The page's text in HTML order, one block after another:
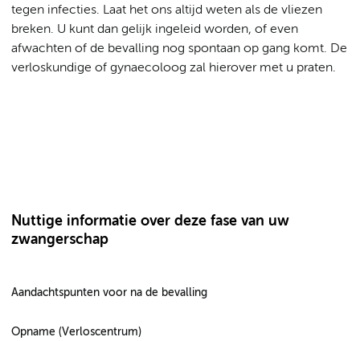
tegen infecties. Laat het ons altijd weten als de vliezen
breken. U kunt dan gelijk ingeleid worden, of even
afwachten of de bevalling nog spontaan op gang komt. De
verloskundige of gynaecoloog zal hierover met u praten.
Nuttige informatie over deze fase van uw
zwangerschap
Aandachtspunten voor na de bevalling
Opname (Verloscentrum)